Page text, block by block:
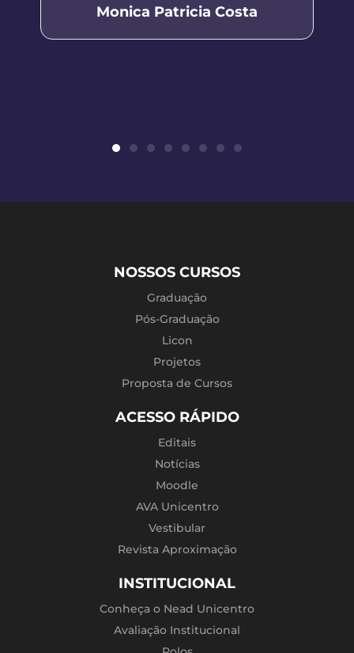
Monica Patricia Costa
NOSSOS CURSOS
Graduação
Pós-Graduação
Licon
Projetos
Proposta de Cursos
ACESSO RÁPIDO
Editais
Notícias
Moodle
AVA Unicentro
Vestibular
Revista Aproximação
INSTITUCIONAL
Conheça o Nead Unicentro
Avaliação Institucional